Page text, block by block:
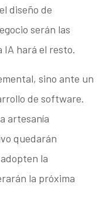
diseño de
serán las
IA hará el resto.
sino ante un
de software.
artesanía
quedarán
la
la próxima